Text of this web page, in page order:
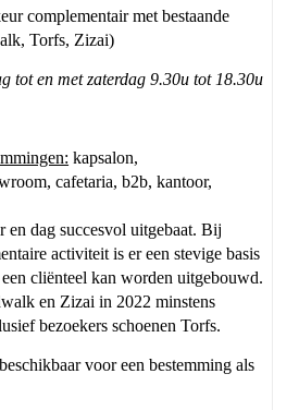
complementair met bestaande
Torfs, Zizai)
tot en met zaterdag 9.30u tot 18.30u
kapsalon,
cafetaria, b2b, kantoor,
en dag succesvol uitgebaat. Bij
activiteit is er een stevige basis
cliënteel kan worden uitgebouwd.
en Zizai in 2022 minstens
bezoekers schoenen Torfs.
voor een bestemming als